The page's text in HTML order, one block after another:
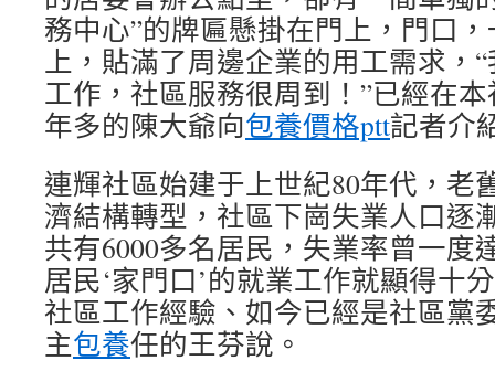
務中心”的牌匾懸掛在門上，門口
上，貼滿了周邊企業的用工需求，
工作，社區服務很周到！”已經在
年多的陳大爺向包養價格ptt記者介
連輝社區始建于上世紀80年代，老
濟結構轉型，社區下崗失業人口逐
共有6000多名居民，失業率曾一度
居民‘家門口’的就業工作就顯得十
社區工作經驗、如今已經是社區黨
主包養任的王芬說。